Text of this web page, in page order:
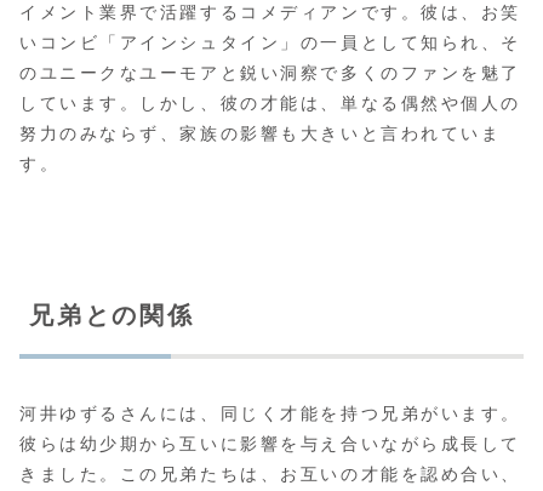
イメント業界で活躍するコメディアンです。彼は、お笑
いコンビ「アインシュタイン」の一員として知られ、そ
のユニークなユーモアと鋭い洞察で多くのファンを魅了
しています。しかし、彼の才能は、単なる偶然や個人の
努力のみならず、家族の影響も大きいと言われていま
す。
兄弟との関係
河井ゆずるさんには、同じく才能を持つ兄弟がいます。
彼らは幼少期から互いに影響を与え合いながら成長して
きました。この兄弟たちは、お互いの才能を認め合い、